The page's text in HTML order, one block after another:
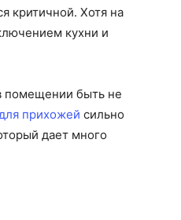
критичной. Хотя на
кухни и
помещении быть не
прихожей сильно
дает много